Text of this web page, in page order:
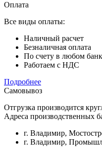
Оплата
Все виды оплаты:
Наличный расчет
Безналичная оплата
По счету в любом
Работаем с НДС
Подробнее
Самовывоз
Отгрузка производится
Адреса производственных
г. Владимир,
г. Владимир,